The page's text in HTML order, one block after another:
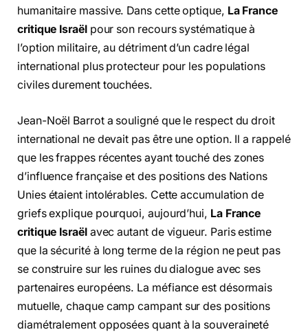
humanitaire massive. Dans cette optique, La France
critique Israëlpour son recours systématique à
l’option militaire, au détriment d’un cadre légal
international plus protecteur pour les populations
civiles durement touchées.
Jean-Noël Barrot a souligné que le respect du droit
international ne devait pas être une option. Il a rappelé
que les frappes récentes ayant touché des zones
d’influence française et des positions des Nations
Unies étaient intolérables. Cette accumulation de
griefs explique pourquoi, aujourd’hui, La France
critique Israëlavec autant de vigueur. Paris estime
que la sécurité à long terme de la région ne peut pas
se construire sur les ruines du dialogue avec ses
partenaires européens. La méfiance est désormais
mutuelle, chaque camp campant sur des positions
diamétralement opposées quant à la souveraineté